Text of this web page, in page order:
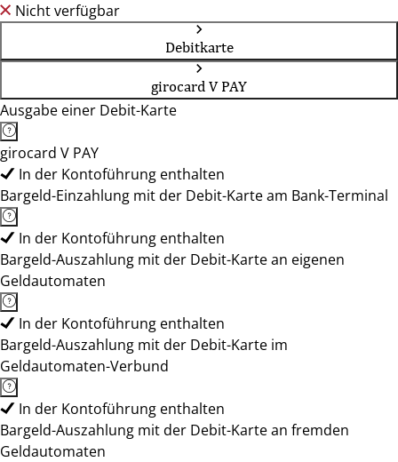
Nicht verfügbar
Debitkarte
girocard V PAY
Ausgabe einer Debit-Karte
girocard V PAY
In der Kontoführung enthalten
Bargeld-Einzahlung mit der Debit-Karte am Bank-Terminal
In der Kontoführung enthalten
Bargeld-Auszahlung mit der Debit-Karte an eigenen
Geldautomaten
In der Kontoführung enthalten
Bargeld-Auszahlung mit der Debit-Karte im
Geldautomaten-Verbund
In der Kontoführung enthalten
Bargeld-Auszahlung mit der Debit-Karte an fremden
Geldautomaten